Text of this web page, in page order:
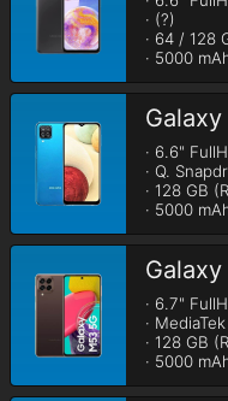
· (?)
· 64 / 128
· 5000
· 6.6"
· Q.
· 128 GB
· 5000
· 6.7"
·
· 128 GB
· 5000